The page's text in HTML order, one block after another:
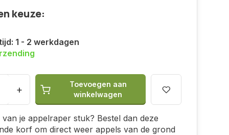
keuze:
1 - 2 werkdagen
+
Toevoegen aan
winkelwagen
je appelraper stuk? Bestel dan deze
korf om direct weer appels van de grond